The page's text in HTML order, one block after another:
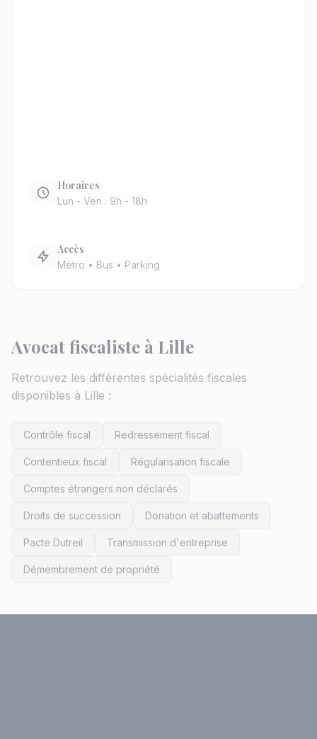
Horaires
Lun - Ven : 9h - 18h
Accès
Métro • Bus • Parking
Avocat fiscaliste à Lille
Retrouvez les différentes spécialités fiscales
disponibles à Lille :
Contrôle fiscal Redressement fiscal
Contentieux fiscal Régularisation fiscale
Comptes étrangers non déclarés
Droits de succession Donation et abattements
Pacte Dutreil Transmission d'entreprise
Démembrement de propriété